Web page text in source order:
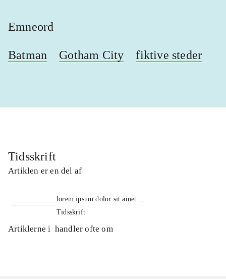
Emneord
Batman Gotham City fiktive steder
Tidsskrift
Artiklen er en del af
lorem ipsum dolor sit amet ...
Tidsskrift
Artiklerne i handler ofte om